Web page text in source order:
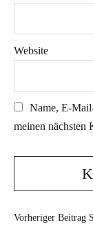
Website
Name, E-
meinen nächsten
Vorheriger Beitrag